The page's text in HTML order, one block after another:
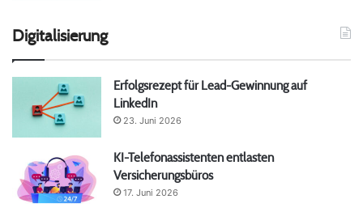
Digitalisierung
Erfolgsrezept für Lead-Gewinnung auf
LinkedIn
23. Juni 2026
KI-Telefonassistenten entlasten
Versicherungsbüros
17. Juni 2026